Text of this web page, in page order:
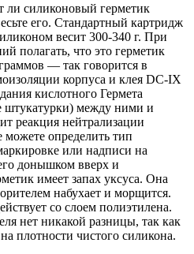
ли силиконовый герметик
его. Стандартный картридж
весит 300-340 г. При
полагать, что это герметик
— так говорится в
корпуса и клея DC-IX
кислотного Гермета
штукатурки) между ними и
реакция нейтрализации
определить тип
или надписи на
донышком вверх и
имеет запах уксуса. Она
набухает и морщится.
со слоем полиэтилена.
нет никакой разницы, так как
плотности чистого силикона.